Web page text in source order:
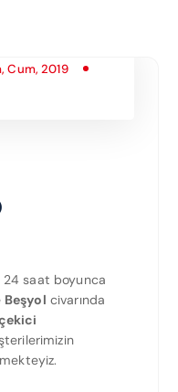
Cum, 2019
24 saat boyunca
Beşyol civarında